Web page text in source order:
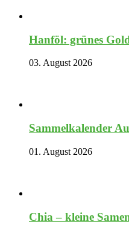
Hanföl: grünes
03. August 2026
Sammelkalender
01. August 2026
Chia – kleine